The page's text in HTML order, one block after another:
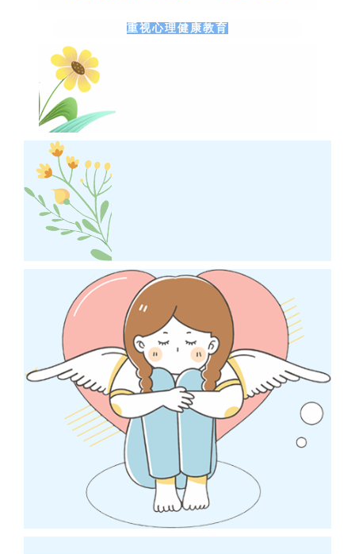
重视心理健康教育